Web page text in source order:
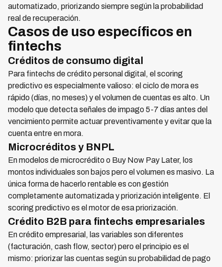
automatizado, priorizando siempre según la probabilidad
real de recuperación.
Casos de uso específicos en
fintechs
Créditos de consumo digital
Para fintechs de crédito personal digital, el scoring
predictivo es especialmente valioso: el ciclo de mora es
rápido (días, no meses) y el volumen de cuentas es alto. Un
modelo que detecta señales de impago 5-7 días antes del
vencimiento permite actuar preventivamente y evitar que la
cuenta entre en mora.
Microcréditos y BNPL
En modelos de microcrédito o Buy Now Pay Later, los
montos individuales son bajos pero el volumen es masivo. La
única forma de hacerlo rentable es con gestión
completamente automatizada y priorización inteligente. El
scoring predictivo es el motor de esa priorización.
Crédito B2B para fintechs empresariales
En crédito empresarial, las variables son diferentes
(facturación, cash flow, sector) pero el principio es el
mismo: priorizar las cuentas según su probabilidad de pago